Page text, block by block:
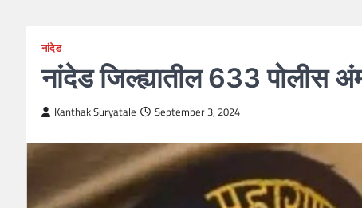
नांदेड
नांदेड जिल्ह्यातील 633 पोलीस
Kanthak Suryatale September 3, 2024